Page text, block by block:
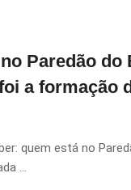
Paredão do
a formação
quem está no
...